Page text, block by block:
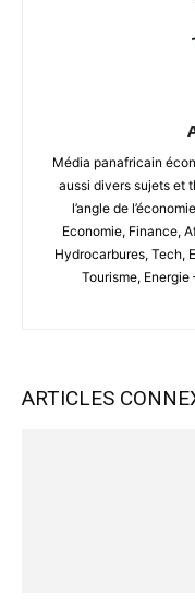
Média panafricain
aussi divers sujets et
l’angle de
Economie, Finance,
Hydrocarbures, Tech,
Tourisme,
ARTICLES